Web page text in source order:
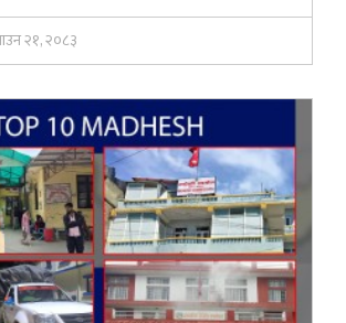
२१, २०८३